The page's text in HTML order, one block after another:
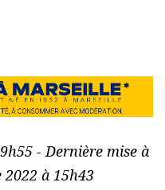
- Dernière mise à
à 15h43